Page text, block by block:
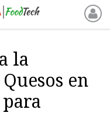
la
en